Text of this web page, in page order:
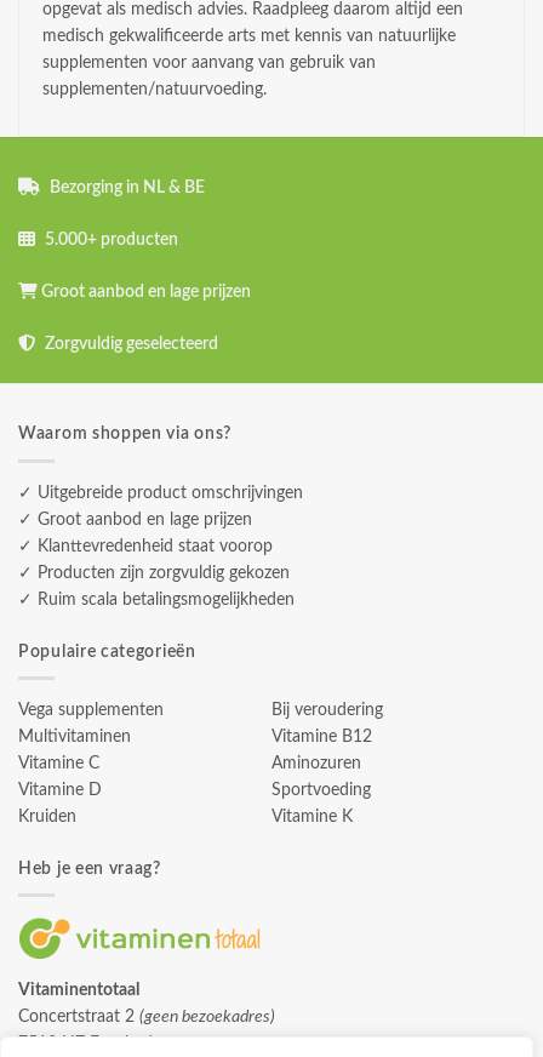
opgevat als medisch advies. Raadpleeg daarom altijd een
medisch gekwalificeerde arts met kennis van natuurlijke
supplementen voor aanvang van gebruik van
supplementen/natuurvoeding.
Bezorging in NL & BE
5.000+ producten
Groot aanbod en lage prijzen
Zorgvuldig geselecteerd
Waarom shoppen via ons?
✓ Uitgebreide product omschrijvingen
✓ Groot aanbod en lage prijzen
✓ Klanttevredenheid staat voorop
✓ Producten zijn zorgvuldig gekozen
✓ Ruim scala betalingsmogelijkheden
Populaire categorieën
Vega supplementen
Multivitaminen
Vitamine C
Vitamine D
Kruiden
Bij veroudering
Vitamine B12
Aminozuren
Sportvoeding
Vitamine K
Heb je een vraag?
Vitaminentotaal
Concertstraat 2 (geen bezoekadres)